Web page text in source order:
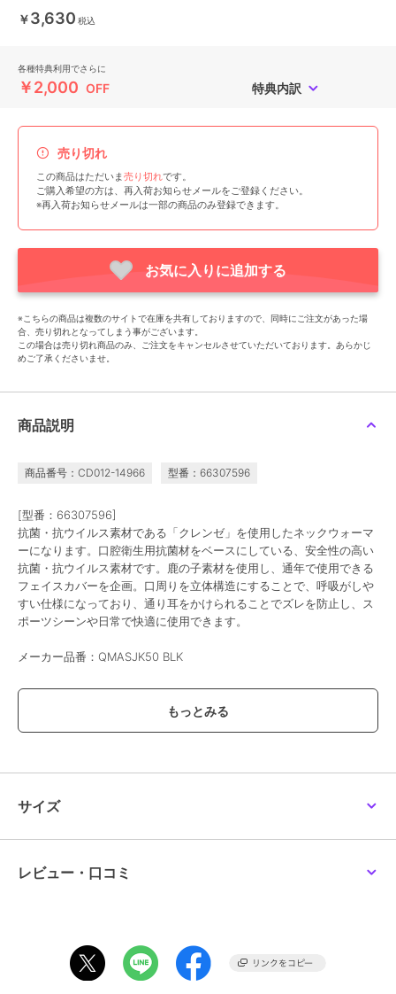
￥3,630 税込
各種特典利用でさらに
￥2,000 OFF 特典内訳
売り切れ
この商品はただいま売り切れです。
ご購入希望の方は、再入荷お知らせメールをご登録ください。
※再入荷お知らせメールは一部の商品のみ登録できます。
お気に入りに追加する
※こちらの商品は複数のサイトで在庫を共有しておりますので、同時にご注文があった場
合、売り切れとなってしまう事がございます。
この場合は売り切れ商品のみ、ご注文をキャンセルさせていただいております。あらかじ
めご了承くださいませ。
商品説明
商品番号：CD012-14966 型番：66307596
[型番：66307596]
抗菌・抗ウイルス素材である「クレンゼ」を使用したネックウォーマ
ーになります。口腔衛生用抗菌材をベースにしている、安全性の高い
抗菌・抗ウイルス素材です。鹿の子素材を使用し、通年で使用できる
フェイスカバーを企画。口周りを立体構造にすることで、呼吸がしや
すい仕様になっており、通り耳をかけられることでズレを防止し、ス
ポーツシーンや日常で快適に使用できます。
メーカー品番：QMASJK50 BLK
ルコック スポルティフ
商品カテゴリ その他競技 ／その他競技アクセ
カラー
サイズ Ｆ
素材
サイズ
レビュー・口コミ